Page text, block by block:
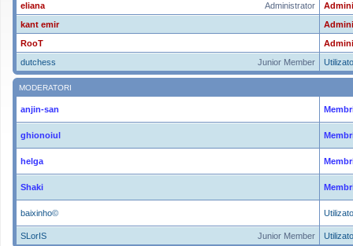
Administrator
eliana
kant emir
RooT
Junior Member
dutchess
MODERATORI
anjin-san
ghionoiul
helga
Shaki
baixinho©
Junior Member
SLorIS